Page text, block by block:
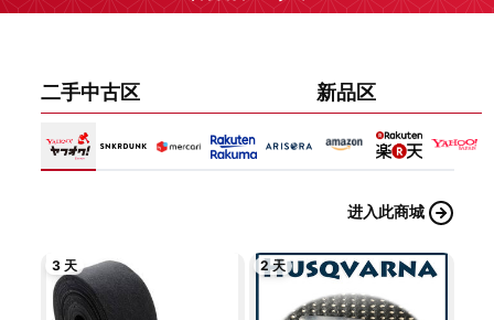
二手中古区 新品区
进入此商城
3 天 2 天